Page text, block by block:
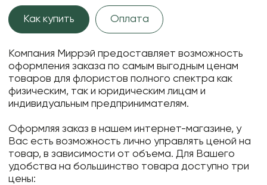
Как купить Оплата
Компания Миррэй предоставляет возможность
оформления заказа по самым выгодным ценам
товаров для флористов полного спектра как
физическим, так и юридическим лицам и
индивидуальным предпринимателям.
Оформляя заказ в нашем интернет-магазине, у
Вас есть возможность лично управлять ценой на
товар, в зависимости от объема. Для Вашего
удобства на большинство товара доступно три
цены: